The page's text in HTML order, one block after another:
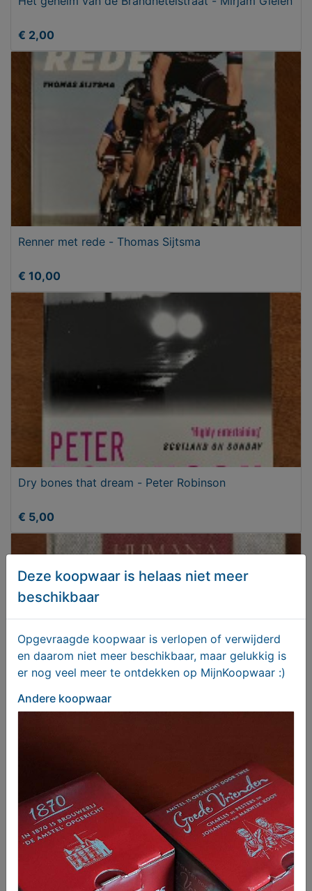
€ 2,00
Renner met rede - Thomas Sijtsma
€ 10,00
Dry bones that dream - Peter Robinson
€ 5,00
Deze koopwaar is helaas niet meer
beschikbaar
Opgevraagde koopwaar is verlopen of verwijderd
en daarom niet meer beschikbaar, maar gelukkig is
er nog veel meer te ontdekken op MijnKoopwaar :)
Andere koopwaar